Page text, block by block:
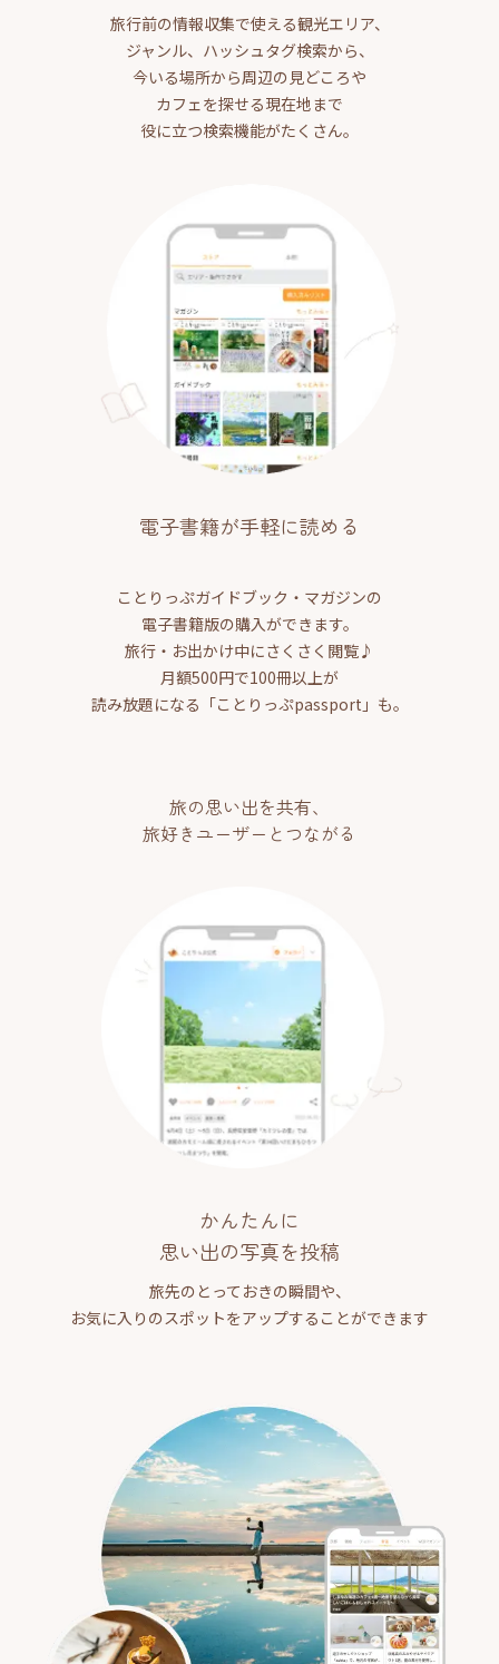
旅行前の情報収集で使える観光エリア、
ジャンル、ハッシュタグ検索から、
今いる場所から周辺の見どころや
カフェを探せる現在地まで
役に立つ検索機能がたくさん。
電子書籍が手軽に読める
ことりっぷガイドブック・マガジンの
電子書籍版の購入ができます。
旅行・お出かけ中にさくさく閲覧♪
月額500円で100冊以上が
読み放題になる「ことりっぷpassport」も。
旅の思い出を共有、
旅好きユーザーとつながる
かんたんに
思い出の写真を投稿
旅先のとっておきの瞬間や、
お気に入りのスポットをアップすることができます